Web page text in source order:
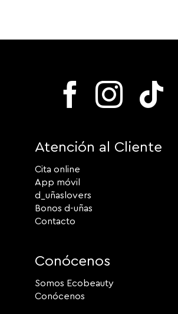
Atención al Cliente
Cita online
App móvil
d_uñaslovers
Bonos d-uñas
Contacto
Conócenos
Somos Ecobeauty
Conócenos